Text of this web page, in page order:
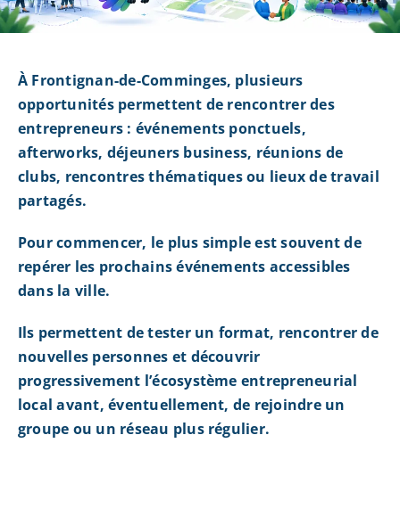
À Frontignan-de-Comminges, plusieurs
opportunités permettent de rencontrer des
entrepreneurs : événements ponctuels,
afterworks, déjeuners business, réunions de
clubs, rencontres thématiques ou lieux de travail
partagés.
Pour commencer, le plus simple est souvent de
repérer les prochains événements accessibles
dans la ville.
Ils permettent de tester un format, rencontrer de
nouvelles personnes et découvrir
progressivement l’écosystème entrepreneurial
local avant, éventuellement, de rejoindre un
groupe ou un réseau plus régulier.